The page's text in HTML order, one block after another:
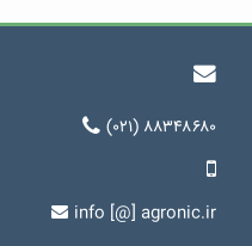
(۰۲۱) ۸۸۳۴۸۶۸۰
info [@] agronic.ir